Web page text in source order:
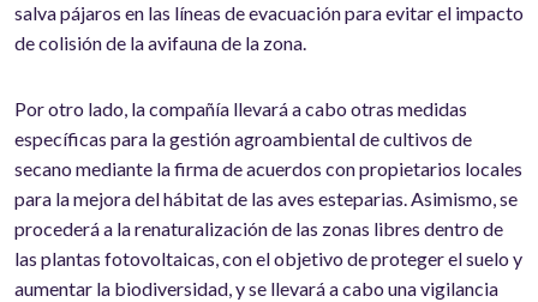
salva pájaros en las líneas de evacuación para evitar el impacto
de colisión de la avifauna de la zona.
Por otro lado, la compañía llevará a cabo otras medidas
específicas para la gestión agroambiental de cultivos de
secano mediante la firma de acuerdos con propietarios locales
para la mejora del hábitat de las aves esteparias. Asimismo, se
procederá a la renaturalización de las zonas libres dentro de
las plantas fotovoltaicas, con el objetivo de proteger el suelo y
aumentar la biodiversidad, y se llevará a cabo una vigilancia